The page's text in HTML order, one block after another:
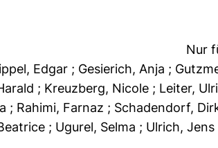
Nur
Edgar ; Gesierich, Anja ;
; Kreuzberg, Nicole ; Leiter,
; Rahimi, Farnaz ; Schadendorf,
; Ugurel, Selma ; Ulrich, Jens